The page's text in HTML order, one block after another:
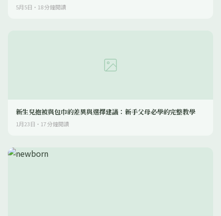
5月5日 · 18分鐘閱讀
新生兒抱被與包巾的差異與選擇建議：新手父母必學的完整教學
1月23日 · 17分鐘閱讀